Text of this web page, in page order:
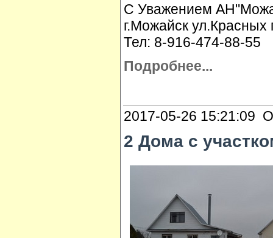
С Уважением
г.Можайск
Тел: 8-916-474-88-55
Подробнее...
2017-05-26 15:21:09
2 Дома с